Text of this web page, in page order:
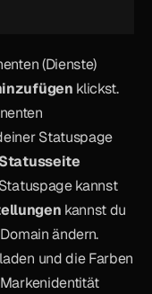
(Dienste)
klickst.
Statuspage
Statusseite
kannst
kannst du
ändern.
und die Farben